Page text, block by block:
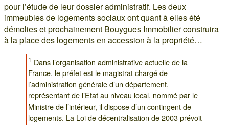
pour l’étude de leur dossier administratif. Les deux
immeubles de logements sociaux ont quant à elles été
démolies et prochainement Bouygues Immobilier construira
à la place des logements en accession à la propriété…
1 Dans l’organisation administrative actuelle de la
France, le préfet est le magistrat chargé de
l’administration générale d’un département,
représentant de l’Etat au niveau local, nommé par le
Ministre de l’intérieur, il dispose d’un contingent de
logements. La Loi de décentralisation de 2003 prévoit